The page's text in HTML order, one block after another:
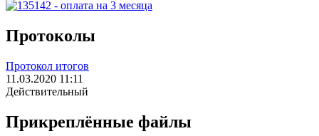
Протоколы
Протокол итогов
11.03.2020 11:11
Действительный
Прикреплённые файлы